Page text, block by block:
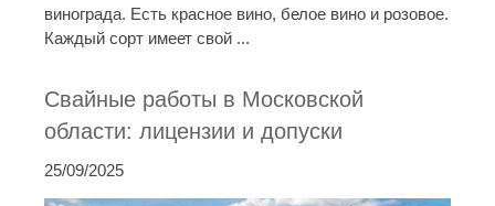
винограда. Есть красное вино, белое вино и розовое.
Каждый сорт имеет свой ...
Свайные работы в Московской
области: лицензии и допуски
25/09/2025